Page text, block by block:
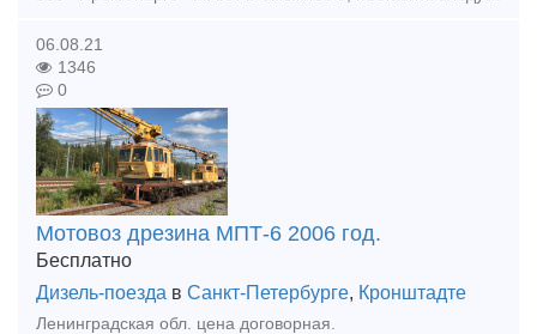
06.08.21
1346
0
Мотовоз дрезина МПТ-6 2006 год.
Бесплатно
Дизель-поезда в Санкт-Петербурге, Кронштадте
Ленинградская обл. цена договорная.